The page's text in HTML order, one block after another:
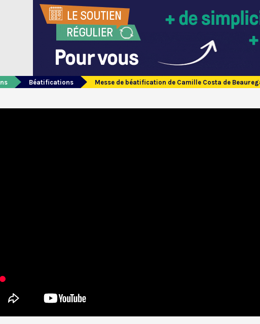
Béatifications Messe de béatification de Camille Costa de